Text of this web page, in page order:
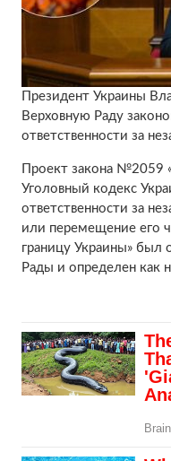
Президент Украины
Верховную Раду
ответственности за
Проект закона №2059
Уголовный кодекс
ответственности за
или перемещение его
границу Украины» был
Рады и определен как